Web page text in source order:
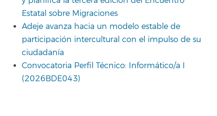
Estatal sobre Migraciones
Adeje avanza hacia un modelo estable de
participación intercultural con el impulso de su
ciudadanía
Convocatoria Perfil Técnico: Informático/a I
(2026BDE043)